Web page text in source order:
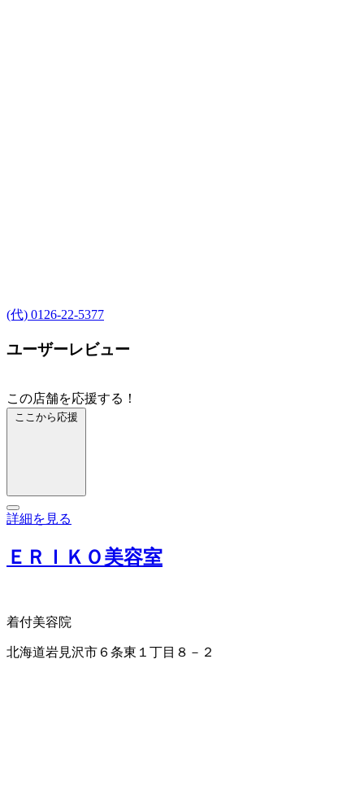
(代) 0126-22-5377
ユーザーレビュー
この店舗を応援する！
ここから応援
詳細を見る
ＥＲＩＫＯ美容室
着付美容院
北海道岩見沢市６条東１丁目８－２